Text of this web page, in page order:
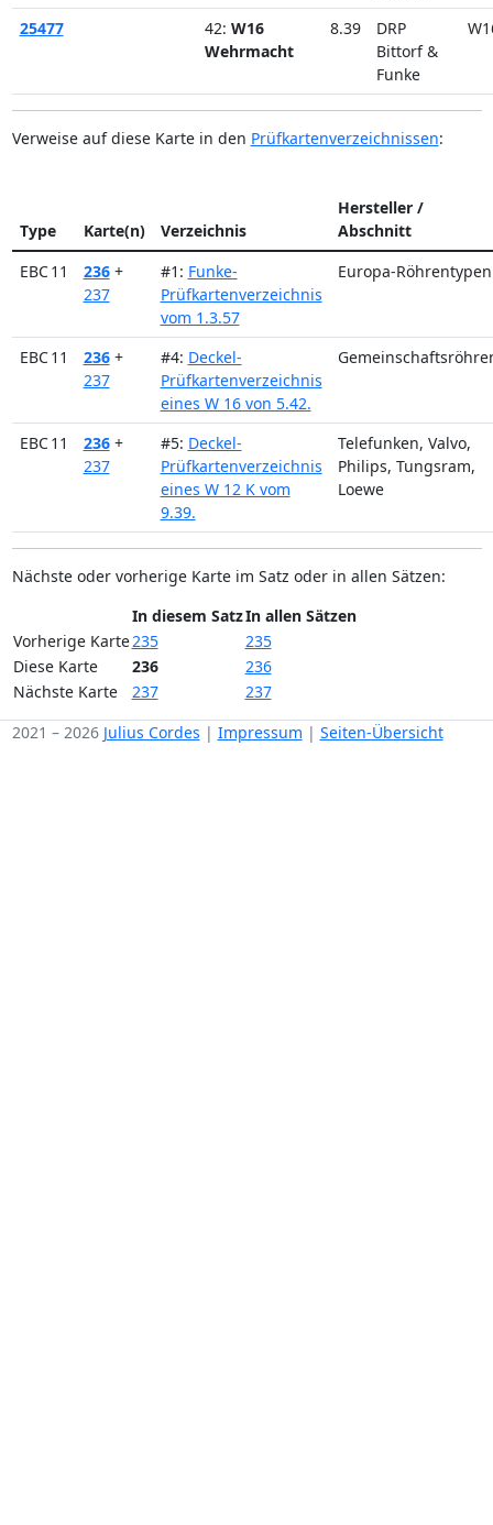
25477 42: W16
Wehrmacht
8.39
DRP
Bittorf &
Funke
Verweise auf diese Karte in den Prüfkartenverzeichnissen:
Type Karte(n) Verzeichnis
Hersteller /
Abschnitt
EBC 11
236 +
237
#1: Funke-
Prüfkartenverzeichnis
vom 1.3.57
Europa-Röhrentypen
EBC 11 236 +
237
#4: Deckel-
Prüfkartenverzeichnis
eines W 16 von 5.42.
EBC 11 236 +
237
#5: Deckel-
Prüfkartenverzeichnis
eines W 12 K vom
9.39.
Telefunken, Valvo,
Philips, Tungsram,
Loewe
Nächste oder vorherige Karte im Satz oder in allen Sätzen:
In diesem SatzIn allen Sätzen
Vorherige Karte235
235
Diese Karte
236
236
Nächste Karte
237
237
2021 – 2026 Julius Cordes | Impressum | Seiten-Übersicht